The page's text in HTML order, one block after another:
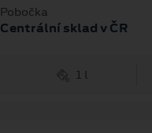
Pobočka
Centrální sklad v ČR
1 l